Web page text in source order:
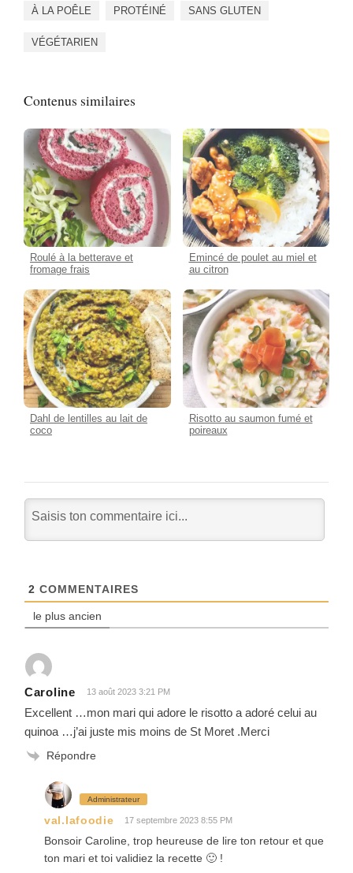
À LA POÊLE PROTÉINÉ SANS GLUTEN
VÉGÉTARIEN
Contenus similaires
Roulé à la betterave et
fromage frais
Emincé de poulet au miel et
au citron
Dahl de lentilles au lait de
coco
Risotto au saumon fumé et
poireaux
2 COMMENTAIRES
le plus ancien
Caroline 13 août 2023 3:21 PM
Excellent …mon mari qui adore le risotto a adoré celui au
quinoa …j’ai juste mis moins de St Moret .Merci
Répondre
Administrateur
val.lafoodie 17 septembre 2023 8:55 PM
Bonsoir Caroline, trop heureuse de lire ton retour et que
ton mari et toi validiez la recette 🙂 !